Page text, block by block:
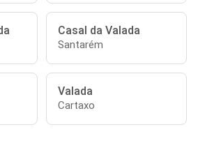
Casal da Valada
Santarém
Valada
Cartaxo